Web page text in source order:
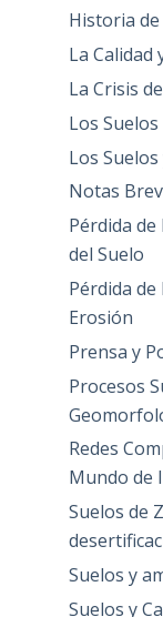
Historia
La Calidad
La Crisis
Los
Los Suelos
Notas
Pérdida de
del Suelo
Pérdida de
Erosión
Prensa y
Procesos
Redes
Mundo de
Suelos de
Suelos y
Suelos y